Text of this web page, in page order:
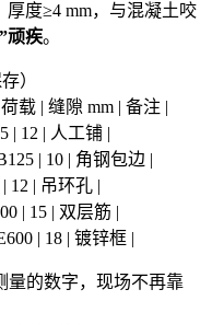
厚度≥4 mm，与混凝土咬
顽疾。
）
载 | 缝隙 mm | 备注 |
| 12 | 人工铺 |
| 10 | 角钢包边 |
12 | 吊环孔 |
| 15 | 双层筋 |
| 18 | 镀锌框 |
量的数字，现场不再靠